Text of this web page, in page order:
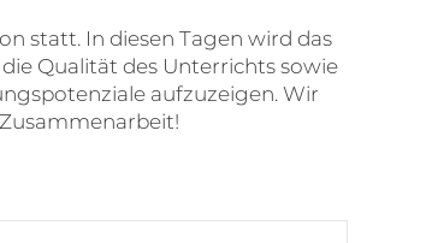
statt. In diesen Tagen wird das
Qualität des Unterrichts sowie
aufzuzeigen. Wir